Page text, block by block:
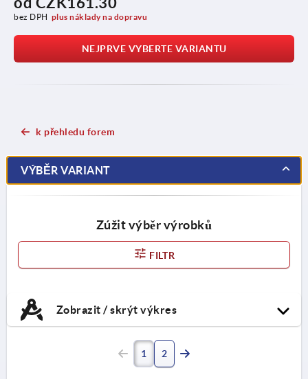
bez DPH plus náklady na dopravu
NEJPRVE VYBERTE VARIANTU
k přehledu forem
VÝBĚR VARIANT
Zúžit výběr výrobků
FILTR
Zobrazit / skrýt výkres
1 2